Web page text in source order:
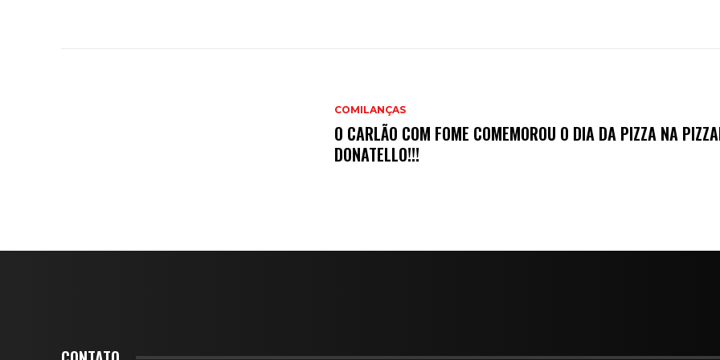
COMILANÇAS
O CARLÃO COM FOME COMEMOROU O DIA DA PIZZA NA
DONATELLO!!!